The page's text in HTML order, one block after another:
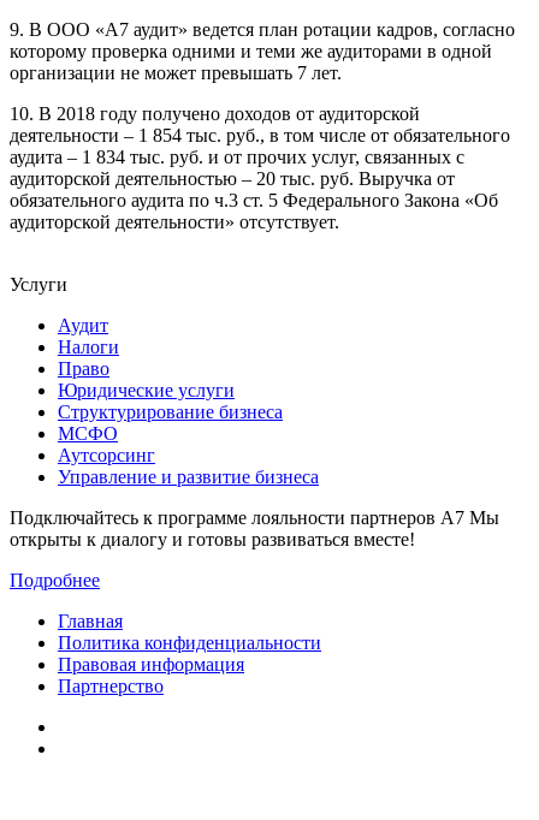
9. В ООО «А7 аудит» ведется план ротации кадров, согласно
которому проверка одними и теми же аудиторами в одной
организации не может превышать 7 лет.
10. В 2018 году получено доходов от аудиторской
деятельности – 1 854 тыс. руб., в том числе от обязательного
аудита – 1 834 тыс. руб. и от прочих услуг, связанных с
аудиторской деятельностью – 20 тыс. руб. Выручка от
обязательного аудита по ч.3 ст. 5 Федерального Закона «Об
аудиторской деятельности» отсутствует.
Услуги
Аудит
Налоги
Право
Юридические услуги
Структурирование бизнеса
МСФО
Аутсорсинг
Управление и развитие бизнеса
Подключайтесь к программе лояльности партнеров А7 Мы
открыты к диалогу и готовы развиваться вместе!
Подробнее
Главная
Политика конфиденциальности
Правовая информация
Партнерство